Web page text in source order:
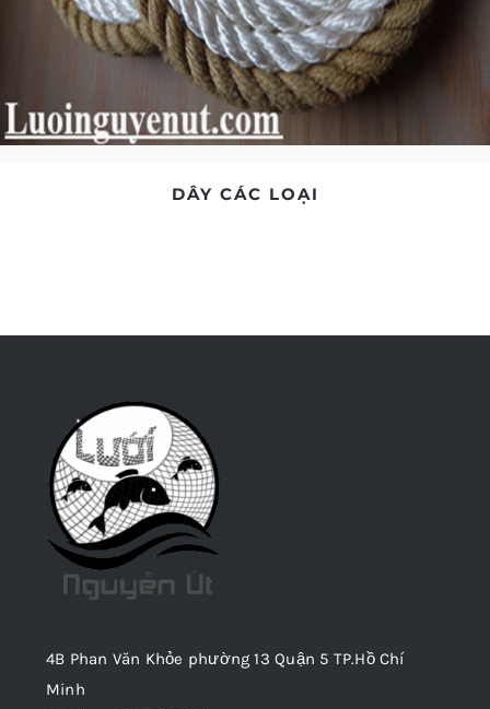
DÂY CÁC LOẠI
4B Phan Văn Khỏe phường 13 Quận 5 TP.Hồ Chí
Minh